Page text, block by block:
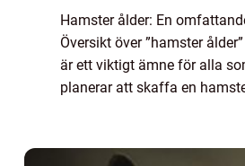
Hamster ålder: En
Översikt över ”hamster
är ett viktigt ämne för alla
planerar att skaffa en